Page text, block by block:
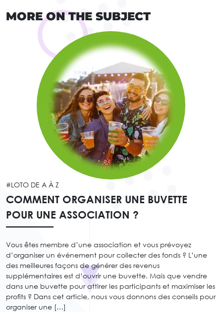
MORE ON THE SUBJECT
#LOTO DE A À Z
COMMENT ORGANISER UNE BUVETTE
POUR UNE ASSOCIATION ?
Vous êtes membre d’une association et vous prévoyez
d’organiser un événement pour collecter des fonds ? L’une
des meilleures façons de générer des revenus
supplémentaires est d’ouvrir une buvette. Mais que vendre
dans une buvette pour attirer les participants et maximiser les
profits ? Dans cet article, nous vous donnons des conseils pour
organiser une […]